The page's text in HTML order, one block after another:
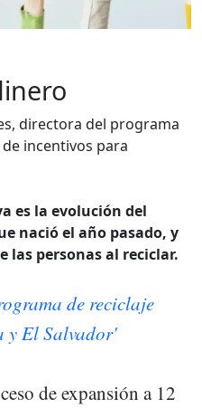
directora del programa
incentivos para
es la evolución del
nació el año pasado, y
las personas al reciclar.
de reciclaje
y El Salvador'
de expansión a 12